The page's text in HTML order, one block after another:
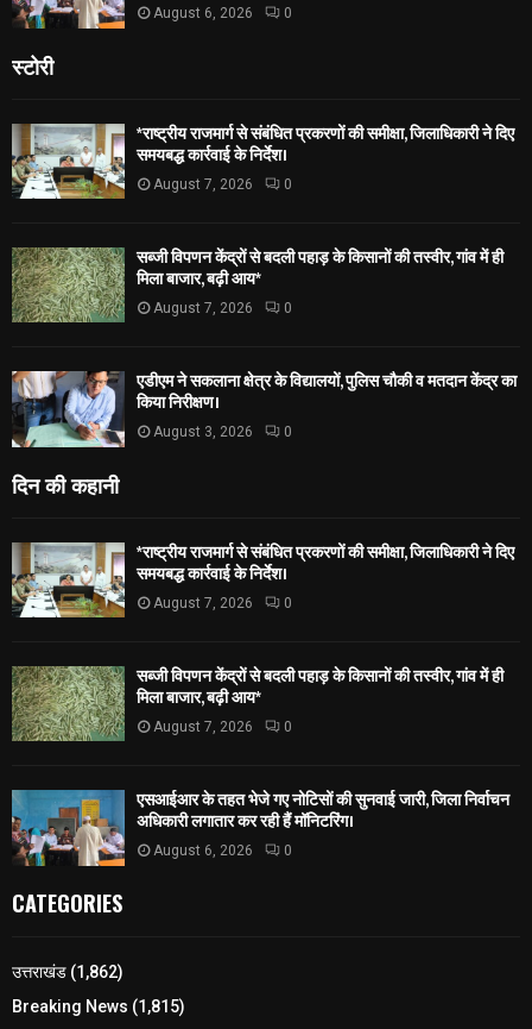
August 6, 2026 0
स्टोरी
*राष्ट्रीय राजमार्ग से संबंधित प्रकरणों की समीक्षा, जिलाधिकारी ने दिए
समयबद्ध कार्रवाई के निर्देश।
August 7, 2026 0
सब्जी विपणन केंद्रों से बदली पहाड़ के किसानों की तस्वीर, गांव में ही
मिला बाजार, बढ़ी आय*
August 7, 2026 0
एडीएम ने सकलाना क्षेत्र के विद्यालयों, पुलिस चौकी व मतदान केंद्र का
किया निरीक्षण।
August 3, 2026 0
दिन की कहानी
*राष्ट्रीय राजमार्ग से संबंधित प्रकरणों की समीक्षा, जिलाधिकारी ने दिए
समयबद्ध कार्रवाई के निर्देश।
August 7, 2026 0
सब्जी विपणन केंद्रों से बदली पहाड़ के किसानों की तस्वीर, गांव में ही
मिला बाजार, बढ़ी आय*
August 7, 2026 0
एसआईआर के तहत भेजे गए नोटिसों की सुनवाई जारी, जिला निर्वाचन
अधिकारी लगातार कर रही हैं मॉनिटरिंग।
August 6, 2026 0
CATEGORIES
उत्तराखंड (1,862)
Breaking News (1,815)